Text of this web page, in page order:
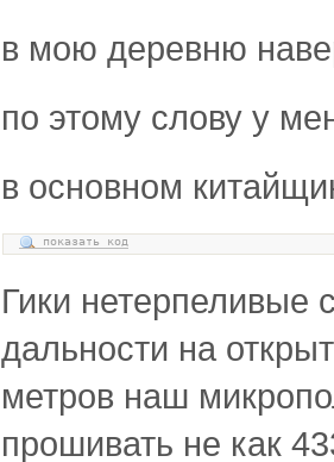
в мою деревню
по этому слову у
в основном
показать код
Гики нетерпеливые
дальности на
метров наш
прошивать не как